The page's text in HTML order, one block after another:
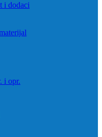
i dodaci
i opr.